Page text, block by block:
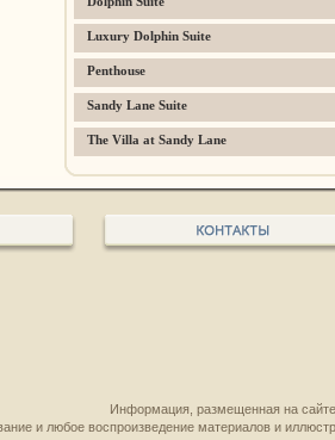
Luxury Dolphin Suite
Penthouse
Sandy Lane Suite
The Villa at Sandy Lane
Информация, размещенная на
и любое воспроизведение материалов и